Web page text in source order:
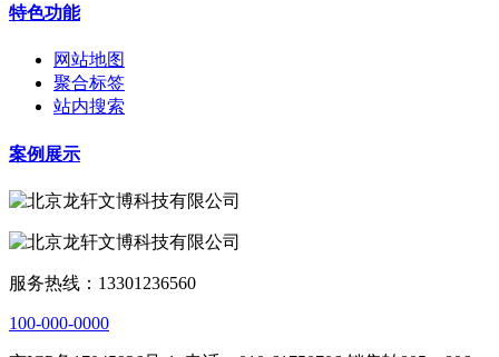
特色功能
网站地图
聚合标签
站内搜索
案例展示
服务热线：13301236560
100-000-0000